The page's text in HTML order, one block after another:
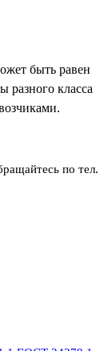
быть равен
класса
по тел.